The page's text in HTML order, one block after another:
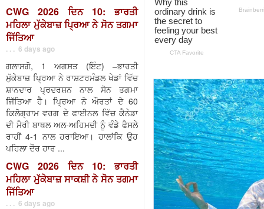
CWG 2026 ਦਿਨ 10: ਭਾਰਤੀ
ਮਹਿਲਾ ਮੁੱਕੇਬਾਜ਼ ਪ੍ਰਿਆ ਨੇ ਸੋਨ ਤਗਮਾ
ਜਿੱਤਿਆ
. . . 6 days ago
ਗਲਾਸਗੋ, 1 ਅਗਸਤ (ਇੰਟ) –ਭਾਰਤੀ
ਮੁੱਕੇਬਾਜ਼ ਪ੍ਰਿਆ ਨੇ ਰਾਸ਼ਟਰਮੰਡਲ ਖੇਡਾਂ ਵਿੱਚ
ਸ਼ਾਨਦਾਰ ਪ੍ਰਦਰਸ਼ਨ ਨਾਲ ਸੋਨ ਤਗਮਾ
ਜਿੱਤਿਆ ਹੈ। ਪ੍ਰਿਆ ਨੇ ਔਰਤਾਂ ਦੇ 60
ਕਿਲੋਗ੍ਰਾਮ ਵਰਗ ਦੇ ਫਾਈਨਲ ਵਿੱਚ ਕੈਨੇਡਾ
ਦੀ ਮੈਰੀ ਬਾਥਲ ਅਲ-ਅਹਿਮਦੀ ਨੂੰ ਵੰਡੇ ਫੈਸਲੇ
ਰਾਹੀਂ 4-1 ਨਾਲ ਹਰਾਇਆ। ਹਾਲਾਂਕਿ ਉਹ
ਪਹਿਲਾ ਦੌਰ ਹਾਰ ...
CWG 2026 ਦਿਨ 10: ਭਾਰਤੀ
ਮਹਿਲਾ ਮੁੱਕੇਬਾਜ਼ ਸਾਕਸ਼ੀ ਨੇ ਸੋਨ ਤਗਮਾ
ਜਿੱਤਿਆ
. . . 6 days ago